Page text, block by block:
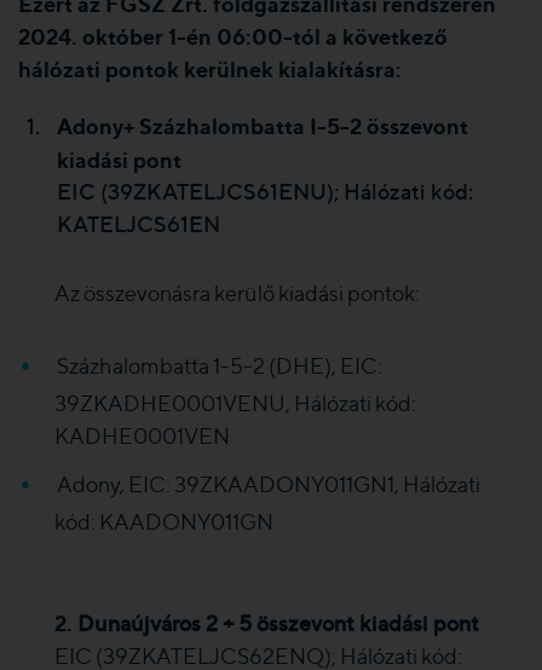
2024. október 1-én 06:00-tól a következő
hálózati pontok kerülnek kialakításra:
Adony+ Százhalombatta I-5-2 összevont
kiadási pont
EIC (39ZKATELJCS61ENU); Hálózati kód:
KATELJCS61EN
Az összevonásra kerülő kiadási pontok:
Százhalombatta 1-5-2 (DHE), EIC:
39ZKADHE0001VENU, Hálózati kód:
KADHE0001VEN
Adony, EIC: 39ZKAADONY011GN1, Hálózati
kód: KAADONY011GN
2. Dunaújváros 2 + 5 összevont kiadási pont
EIC (39ZKATELJCS62ENQ); Hálózati kód: